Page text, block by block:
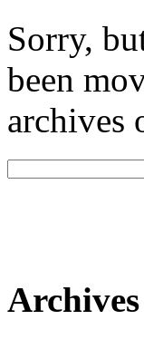
Sorry,
been
archives